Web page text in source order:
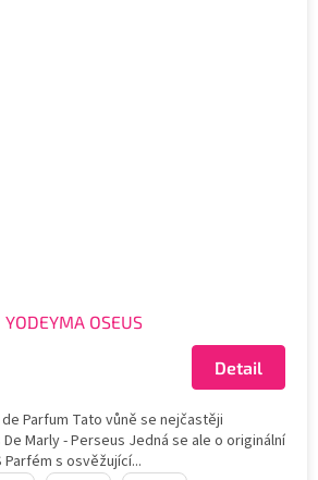
YODEYMA OSEUS
Detail
de Parfum Tato vůně se nejčastěji
Marly - Perseus Jedná se ale o originální
Parfém s osvěžující...